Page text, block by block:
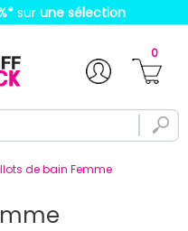
* sur une sélection
0
de bain Femme